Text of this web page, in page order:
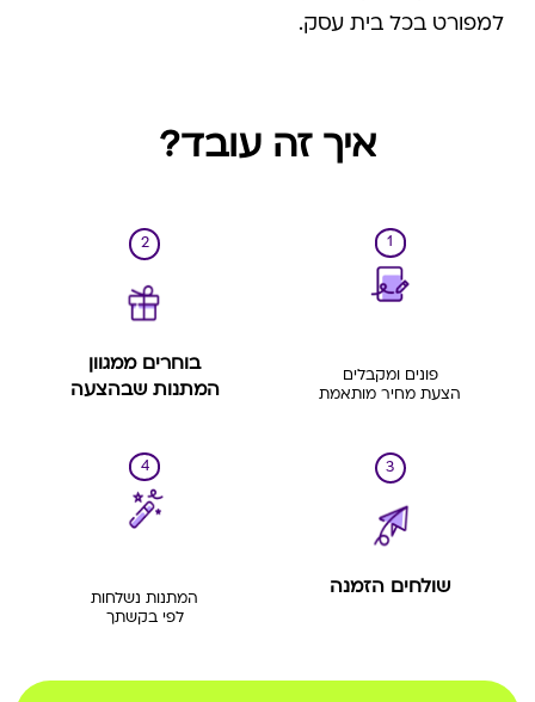
למפורט בכל בית עסק.
איך זה עובד?
1
פונים ומקבלים
הצעת מחיר מותאמת
2
בוחרים ממגוון
המתנות שבהצעה
3
שולחים הזמנה
4
המתנות נשלחות
לפי בקשתך